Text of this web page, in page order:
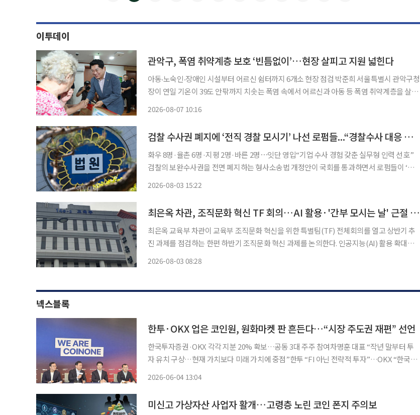
이투데이
관악구, 폭염 취약계층 보호 ‘빈틈없이’…현장 살피고 지원 넓힌다
아동‧노숙인‧장애인 시설부터 어르신 쉼터까지 6개소 현장 점검 박준희 서울특별시 관악구청
장이 연일 기온이 39도 안팎까지 치솟는 폭염 속에서 어르신과 아동 등 폭염 취약계층을 살피
2026-08-07 10:16
검찰 수사권 폐지에 ‘전직 경찰 모시기’ 나선 로펌들...“경찰수사 대응 강화”
화우 8명·율촌 6명·지평 2명·바른 2명⋯잇단 영입“기업 수사 경험 갖춘 실무형 인력 선호”
검찰의 보완수사권을 전면 폐지하는 형사소송법 개정안이 국회를 통과하면서 로펌들이 ‘전
2026-08-03 15:22
최은옥 차관, 조직문화 혁신 TF 회의…AI 활용·'간부 모시는 날' 근절 점검
최은옥 교육부 차관이 교육부 조직문화 혁신을 위한 특별팀(TF) 전체회의를 열고 상반기 추
진 과제를 점검하는 한편 하반기 조직문화 혁신 과제를 논의한다. 인공지능(AI) 활용 확대와
2026-08-03 08:28
넥스블록
한투·OKX 업은 코인원, 원화마켓 판 흔든다…“시장 주도권 재편” 선언
한국투자증권·OKX 각각 지분 20% 확보…공동 3대 주주 참여차명훈 대표 “작년 말부터 투
자 유치 구상…현재 가치보다 미래 가치에 중점”한투 “FI 아닌 전략적 투자”…OKX “한국은
2026-06-04 13:04
미신고 가상자산 사업자 활개…고령층 노린 코인 폰지 주의보